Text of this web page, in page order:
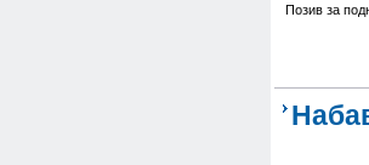
Позив за